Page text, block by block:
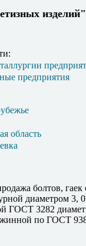
изделий"
предприятия
область
болтов,
диаметром 3,
ГОСТ 3282
по ГОСТ